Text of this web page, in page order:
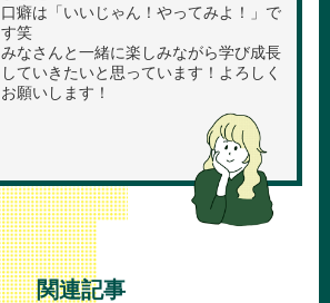
口癖は「いいじゃん！やってみよ！」で
す笑
みなさんと一緒に楽しみながら学び成長
していきたいと思っています！よろしく
お願いします！
関連記事